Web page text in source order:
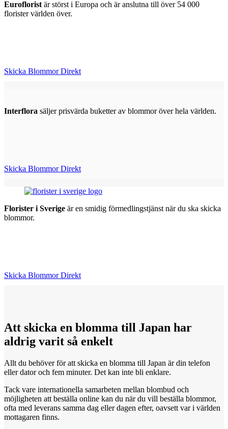
Euroflorist är störst i Europa och är anslutna till över 54 000
florister världen över.
Skicka Blommor Direkt
Interflora säljer prisvärda buketter av blommor över hela världen.
Skicka Blommor Direkt
Florister i Sverige är en smidig förmedlingstjänst när du ska skicka
blommor.
Skicka Blommor Direkt
Att skicka en blomma till Japan har
aldrig varit så enkelt
Allt du behöver för att skicka en blomma till Japan är din telefon
eller dator och fem minuter. Det kan inte bli enklare.
Tack vare internationella samarbeten mellan blombud och
möjligheten att beställa online kan du när du vill beställa blommor,
ofta med leverans samma dag eller dagen efter, oavsett var i världen
mottagaren finns.